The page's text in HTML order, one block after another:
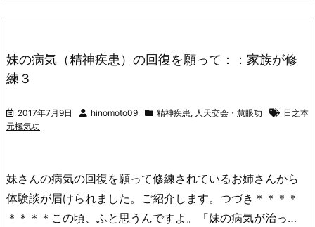
妹の病気（精神疾患）の回復を願って：：家族が修
練３
2017年7月9日 hinomoto09 精神疾患, 人天交会・慧眼功
日之本
元極気功
妹さんの病気の回復を願って修練されているお姉さんから
体験談が届けられました。ご紹介します。つづき＊＊＊＊
＊＊＊＊この頃、ふと思うんですよ。「妹の病気が治っ…